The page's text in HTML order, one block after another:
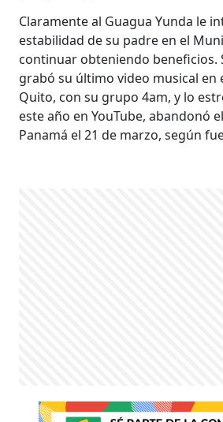
Claramente al Guagua Yunda le
estabilidad de su padre en el
continuar obteniendo beneficios.
grabó su último video musical en
Quito, con su grupo 4am, y lo
este año en YouTube, abandonó
Panamá el 21 de marzo, según